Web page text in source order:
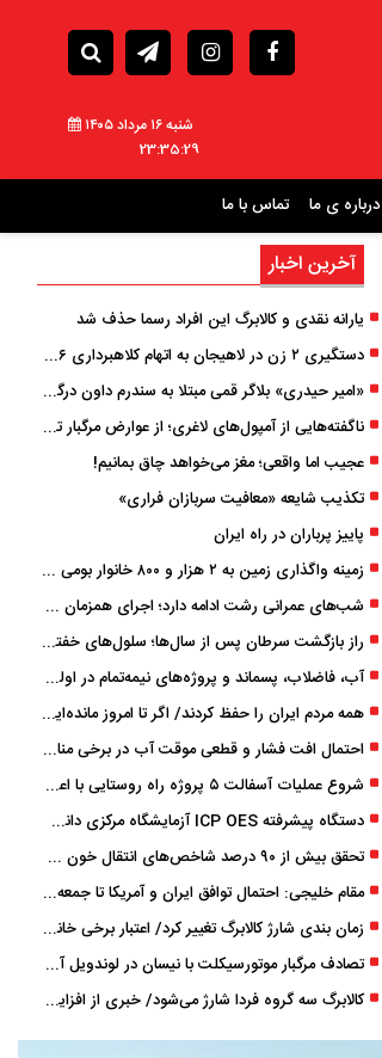
شنبه ۱۶ مرداد ۱۴۰۵
23:35:30
درباره ی ما تماس با ما
آخرین اخبار
یارانه نقدی و کالابرگ این افراد رسما حذف شد
دستگیری ۲ زن در لاهیجان به اتهام کلاهبرداری ۶ میلیارد تومانی با وعده وام
«امیر حیدری» بلاگر قمی مبتلا به سندرم داون درگذشت
ناگفته‌هایی از آمپول‌های لاغری؛ از عوارض مرگبار تا زیبایی
عجیب اما واقعی؛ مغز می‌خواهد چاق بمانیم!
تکذیب شایعه «معافیت سربازان فراری»
پاییز پرباران در راه ایران
زمینه واگذاری زمین به ۲ هزار و ۸۰۰ خانوار بومی گیلان فراهم شد
شب‌های عمرانی رشت ادامه دارد؛ اجرای همزمان آسفالت‌ریزی در پنج منطقه شهری
راز بازگشت سرطان پس از سال‌ها؛ سلول‌های خفته چگونه دوباره بیدار می‌شوند؟
آب، فاضلاب، پسماند و پروژه‌های نیمه‌تمام در اولویت مصوبات سفر دولت
همه مردم ایران را حفظ کردند/ اگر تا امروز مانده‌ایم، به ‌خاطر مردم نجیب ایران بوده است
احتمال افت فشار و قطعی موقت آب در برخی مناطق گیلان
شروع عملیات آسفالت ۵ پروژه راه ‌روستایی با اعتبار ۳۷۰ میلیاردی در گیلان
دستگاه پیشرفته ICP OES آزمایشگاه مرکزی دانشگاه گیلان دوباره راه‌اندازی شد
تحقق بیش از ۹۰ درصد شاخص‌های انتقال خون گیلان/ نیاز فوری به نوسازی تجهیزات آزمایشگاهی
مقام خلیجی: احتمال توافق ایران و آمریکا تا جمعه 50 درصد است
زمان ‌بندی شارژ کالابرگ تغییر کرد/ اعتبار برخی خانوارها ماه بعد واریز می‌شود
تصادف مرگبار موتورسیکلت با نیسان در لوندویل آستارا/ انتقال مصدوم با اورژانس هوایی به رشت
کالابرگ سه گروه فردا شارژ می‌شود/ خبری از افزایش اعتبار نیست